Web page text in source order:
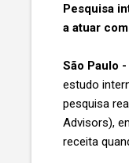
Pesquisa
a atuar
São Paulo -
estudo
pesquisa
Advisors),
receita